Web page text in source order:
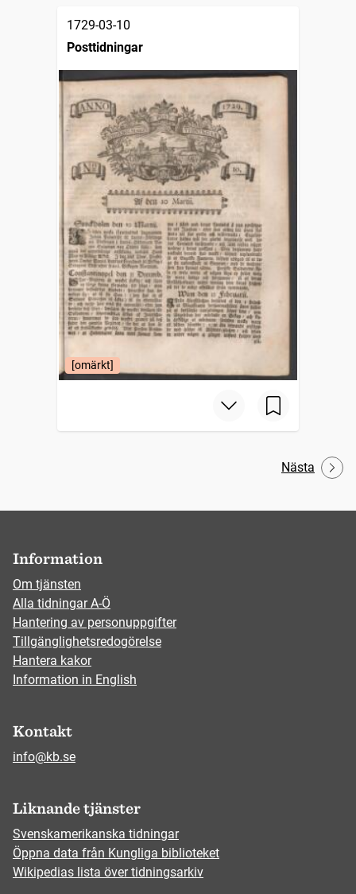
1729-03-10
Posttidningar
[omärkt]
Nästa
Information
Om tjänsten
Alla tidningar A-Ö
Hantering av personuppgifter
Tillgänglighetsredogörelse
Hantera kakor
Information in English
Kontakt
info@kb.se
Liknande tjänster
Svenskamerikanska tidningar
Öppna data från Kungliga biblioteket
Wikipedias lista över tidningsarkiv